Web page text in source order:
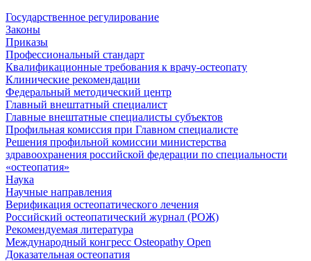
Государственное регулирование
Законы
Приказы
Профессиональный стандарт
Квалификационные требования к врачу-остеопату
Клинические рекомендации
Федеральный методический центр
Главный внештатный специалист
Главные внештатные специалисты субъектов
Профильная комиссия при Главном специалисте
Решения профильной комиссии министерства
здравоохранения российской федерации по специальности
«остеопатия»
Наука
Научные направления
Верификация остеопатического лечения
Российский остеопатический журнал (РОЖ)
Рекомендуемая литература
Международный конгресс Osteopathy Open
Доказательная остеопатия